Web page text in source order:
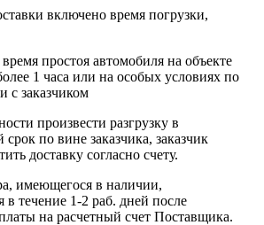
включено время погрузки,
простоя автомобиля на объекте
1 часа или на особых условиях по
с заказчиком
произвести разгрузку в
по вине заказчика, заказчик
доставку согласно счету.
имеющегося в наличии,
в течение 1-2 раб. дней после
на расчетный счет Поставщика.